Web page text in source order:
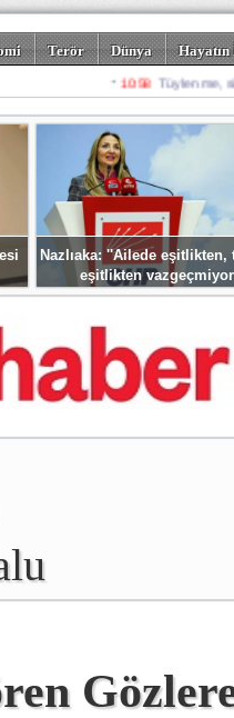
Terör Dünya
Spor Misafir
Nazlıaka: ''Ailede eşitlikten,
eşitlikten